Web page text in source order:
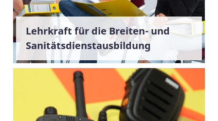
Lehrkraft für die Breiten- und
Sanitätsdienstausbildung